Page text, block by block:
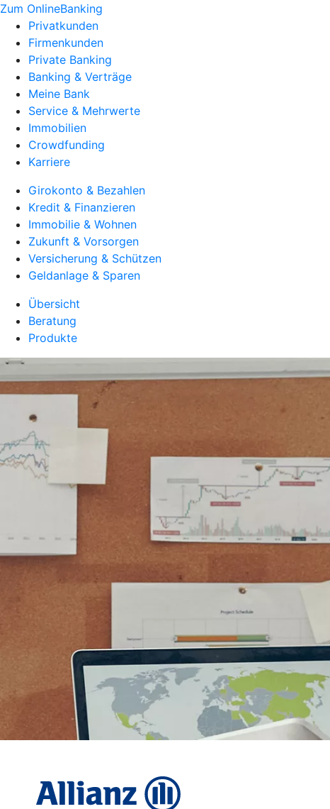
Zum OnlineBanking
Privatkunden
Firmenkunden
Private Banking
Banking & Verträge
Meine Bank
Service & Mehrwerte
Immobilien
Crowdfunding
Karriere
Girokonto & Bezahlen
Kredit & Finanzieren
Immobilie & Wohnen
Zukunft & Vorsorgen
Versicherung & Schützen
Geldanlage & Sparen
Übersicht
Beratung
Produkte